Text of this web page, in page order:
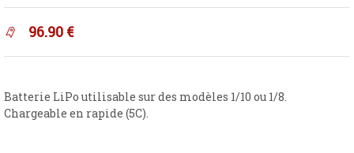
96.90 €
Batterie LiPo utilisable sur des modèles 1/10 ou 1/8.
Chargeable en rapide (5C).